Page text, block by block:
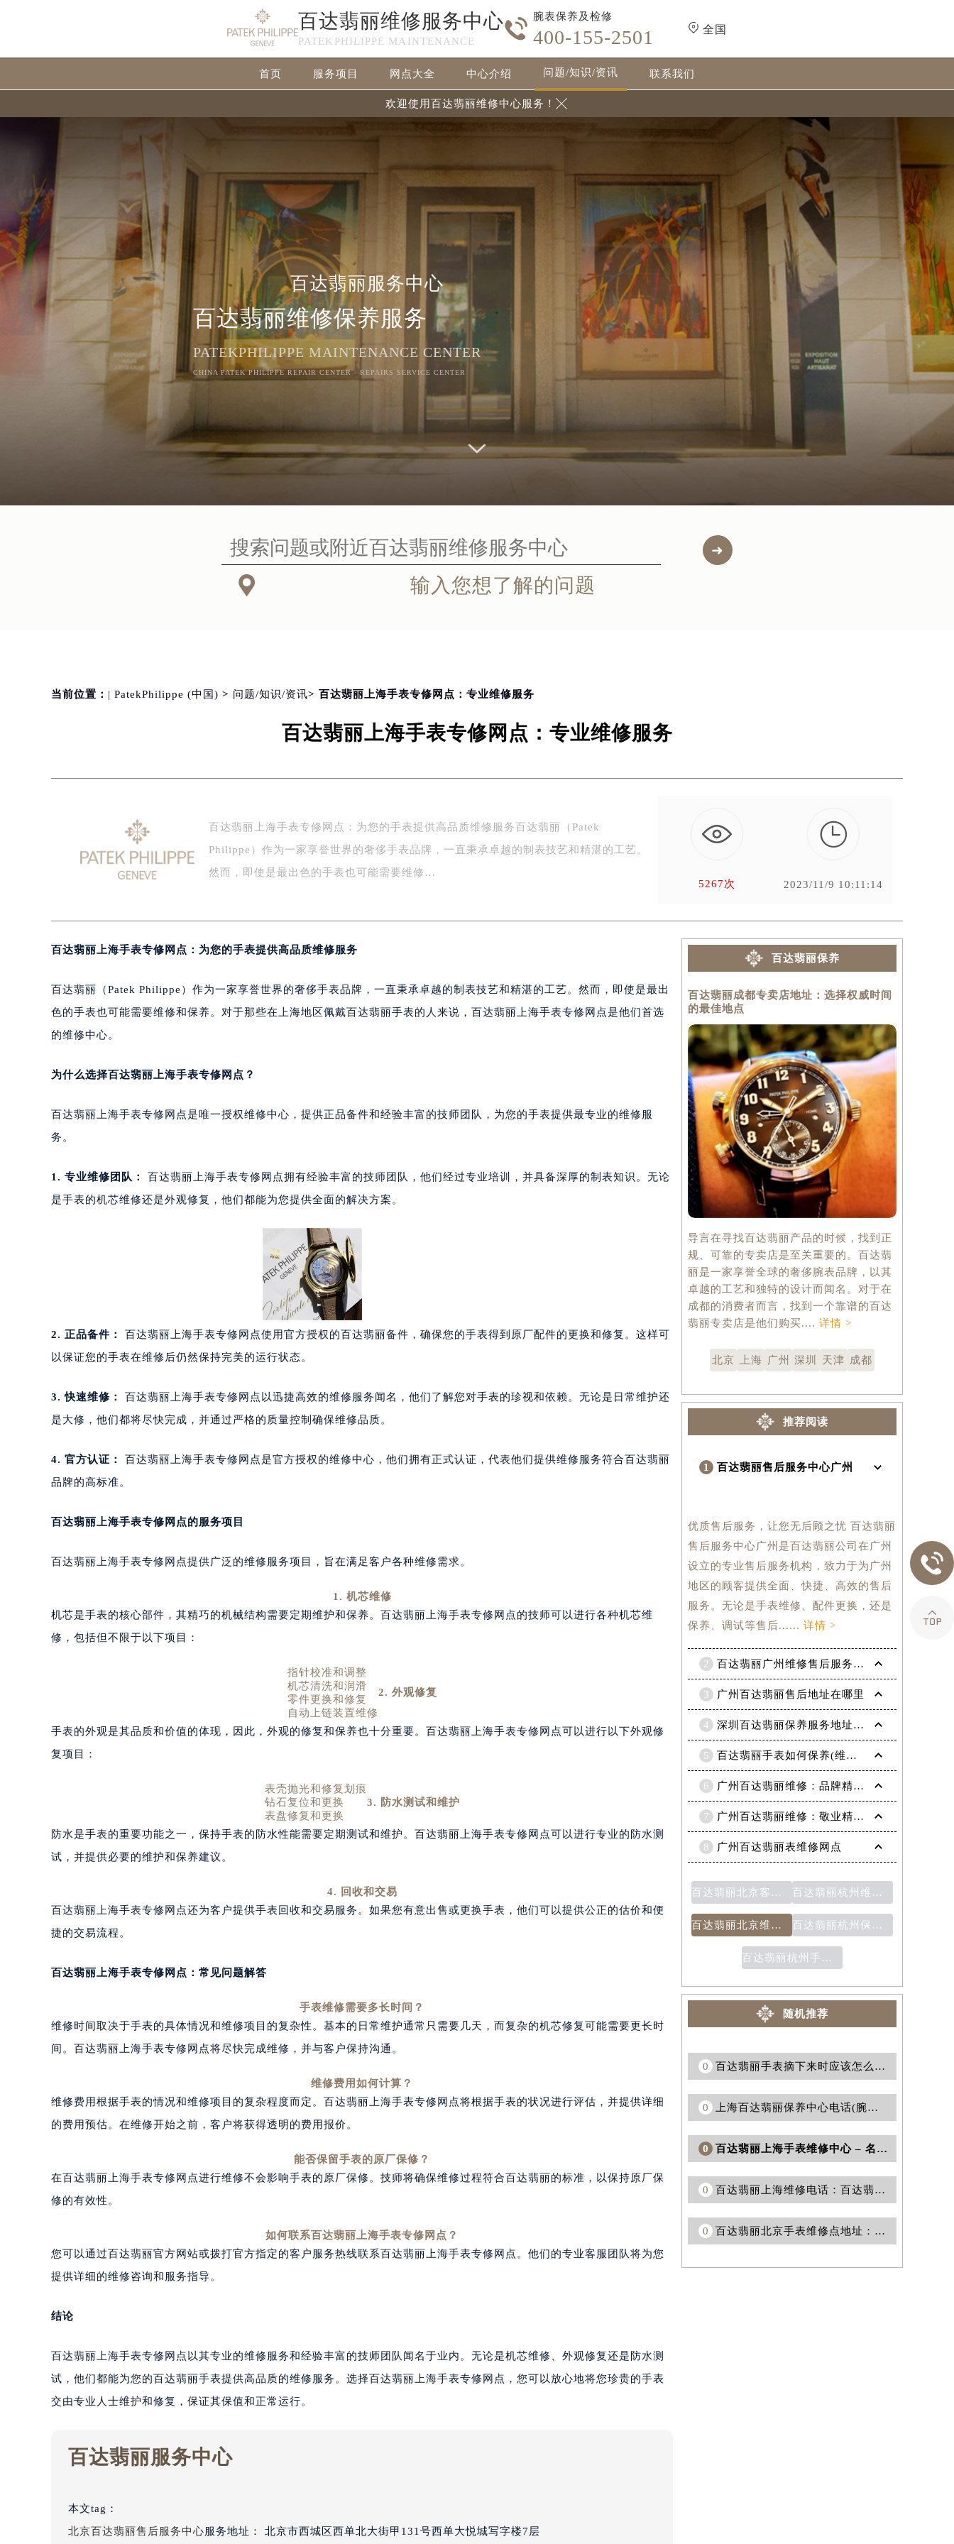
百达翡丽维修服务中心
PATEKPHILIPPE MAINTENANCE

腕表保养及检修
400-155-2501 全国
首页 服务项目 网点大全 中心介绍 问题/知识/资讯 联系我们
欢迎使用百达翡丽维修中心服务！ 
百达翡丽服务中心
百达翡丽维修保养服务
PATEKPHILIPPE MAINTENANCE CENTER
CHINA PATEK PHILIPPE REPAIR CENTER - REPAIRS SERVICE CENTER
 输入您想了解的问题
当前位置： | PatekPhilippe (中国) > 问题/知识/资讯> 百达翡丽上海手表专修网点：专业维修服务
百达翡丽上海手表专修网点：专业维修服务
百达翡丽上海手表专修网点：为您的手表提供高品质维修服务百达翡丽（Patek
Philippe）作为一家享誉世界的奢侈手表品牌，一直秉承卓越的制表技艺和精湛的工艺。
然而，即使是最出色的手表也可能需要维修…
5267次

2023/11/9 10:11:14
百达翡丽上海手表专修网点：为您的手表提供高品质维修服务
百达翡丽（Patek Philippe）作为一家享誉世界的奢侈手表品牌，一直秉承卓越的制表技艺和精湛的工艺。然而，即使是最出
色的手表也可能需要维修和保养。对于那些在上海地区佩戴百达翡丽手表的人来说，百达翡丽上海手表专修网点是他们首选
的维修中心。
为什么选择百达翡丽上海手表专修网点？
百达翡丽上海手表专修网点是唯一授权维修中心，提供正品备件和经验丰富的技师团队，为您的手表提供最专业的维修服
务。
1. 专业维修团队：
百达翡丽上海手表专修网点拥有经验丰富的技师团队，他们经过专业培训，并具备深厚的制表知识。无论
是手表的机芯维修还是外观修复，他们都能为您提供全面的解决方案。
2. 正品备件：
百达翡丽上海手表专修网点使用官方授权的百达翡丽备件，确保您的手表得到原厂配件的更换和修复。这样可
以保证您的手表在维修后仍然保持完美的运行状态。
3. 快速维修：
百达翡丽上海手表专修网点以迅捷高效的维修服务闻名，他们了解您对手表的珍视和依赖。无论是日常维护还
是大修，他们都将尽快完成，并通过严格的质量控制确保维修品质。
4. 官方认证：
百达翡丽上海手表专修网点是官方授权的维修中心，他们拥有正式认证，代表他们提供维修服务符合百达翡丽
品牌的高标准。
百达翡丽上海手表专修网点的服务项目
百达翡丽上海手表专修网点提供广泛的维修服务项目，旨在满足客户各种维修需求。
1. 机芯维修
机芯是手表的核心部件，其精巧的机械结构需要定期维护和保养。百达翡丽上海手表专修网点的技师可以进行各种机芯维
修，包括但不限于以下项目：
指针校准和调整
机芯清洗和润滑
零件更换和修复
自动上链装置维修
2. 外观修复
手表的外观是其品质和价值的体现，因此，外观的修复和保养也十分重要。百达翡丽上海手表专修网点可以进行以下外观修
复项目：
表壳抛光和修复划痕
钻石复位和更换
表盘修复和更换
3. 防水测试和维护
防水是手表的重要功能之一，保持手表的防水性能需要定期测试和维护。百达翡丽上海手表专修网点可以进行专业的防水测
试，并提供必要的维护和保养建议。
4. 回收和交易
百达翡丽上海手表专修网点还为客户提供手表回收和交易服务。如果您有意出售或更换手表，他们可以提供公正的估价和便
捷的交易流程。
百达翡丽上海手表专修网点：常见问题解答
手表维修需要多长时间？
维修时间取决于手表的具体情况和维修项目的复杂性。基本的日常维护通常只需要几天，而复杂的机芯修复可能需要更长时
间。百达翡丽上海手表专修网点将尽快完成维修，并与客户保持沟通。
维修费用如何计算？
维修费用根据手表的情况和维修项目的复杂程度而定。百达翡丽上海手表专修网点将根据手表的状况进行评估，并提供详细
的费用预估。在维修开始之前，客户将获得透明的费用报价。
能否保留手表的原厂保修？
在百达翡丽上海手表专修网点进行维修不会影响手表的原厂保修。技师将确保维修过程符合百达翡丽的标准，以保持原厂保
修的有效性。
如何联系百达翡丽上海手表专修网点？
您可以通过百达翡丽官方网站或拨打官方指定的客户服务热线联系百达翡丽上海手表专修网点。他们的专业客服团队将为您
提供详细的维修咨询和服务指导。
结论
百达翡丽上海手表专修网点以其专业的维修服务和经验丰富的技师团队闻名于业内。无论是机芯维修、外观修复还是防水测
试，他们都能为您的百达翡丽手表提供高品质的维修服务。选择百达翡丽上海手表专修网点，您可以放心地将您珍贵的手表
交由专业人士维护和修复，保证其保值和正常运行。
百达翡丽服务中心
本文tag：
北京百达翡丽售后服务中心服务地址： 北京市西城区西单北大街甲131号西单大悦城写字楼7层
百达翡丽保养
百达翡丽成都专卖店地址：选择权威时间
的最佳地点
导言在寻找百达翡丽产品的时候，找到正
规、可靠的专卖店是至关重要的。百达翡
丽是一家享誉全球的奢侈腕表品牌，以其
卓越的工艺和独特的设计而闻名。对于在
成都的消费者而言，找到一个靠谱的百达
翡丽专卖店是他们购买.... 详情 >
北京 上海 广州 深圳 天津 成都
推荐阅读
1 百达翡丽售后服务中心广州
优质售后服务，让您无后顾之忧 百达翡丽
售后服务中心广州是百达翡丽公司在广州
设立的专业售后服务机构，致力于为广州
地区的顾客提供全面、快捷、高效的售后
服务。无论是手表维修、配件更换，还是
保养、调试等售后...... 详情 >
2 百达翡丽广州维修售后服务地址
3 广州百达翡丽售后地址在哪里
4 深圳百达翡丽保养服务地址(售后服务点)
5 百达翡丽手表如何保养(维修服务网点)
6 广州百达翡丽维修：品牌精良，修复无忧
7 广州百达翡丽维修：敬业精湛的钟表复原技艺
8 广州百达翡丽表维修网点
百达翡丽北京客服：为您解答售后问题的专业团队 百达翡丽杭州维修点：品质与完美的结合
百达翡丽北京维修地址：保护您最珍贵的手表 百达翡丽杭州保修电话：提供专业维修服务的联系方式
百达翡丽杭州手表维修售后中心：为您提供专业的手表维修和售后服务
随机推荐
0 百达翡丽手表摘下来时应该怎么办？(计时维修)
0 上海百达翡丽保养中心电话(腕表维修)
0 百达翡丽上海手表维修中心 – 名列前茅的手表维修服务
0 百达翡丽上海维修电话：百达翡丽手表售后服务的首选
0 百达翡丽北京手表维修点地址：完善的服务为您的手表提供保障

